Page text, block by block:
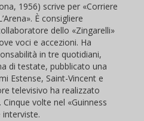
1956) scrive per «Corriere
È consigliere
dello «Zingarelli»
voci e accezioni. Ha
in tre quotidiani,
di testate, pubblicato una
Estense, Saint-Vincent e
televisivo ha realizzato
volte nel «Guinness